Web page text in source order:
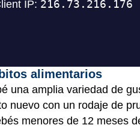
alimentarios
una amplia variedad de
nuevo con un rodaje de
menores de 12 meses